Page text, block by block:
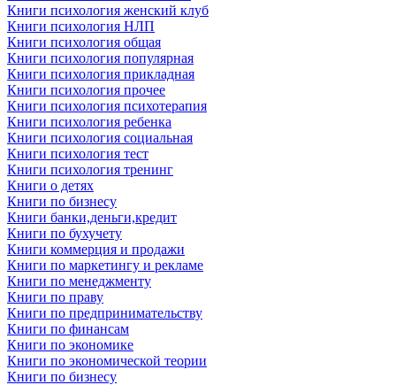
Книги психология женский клуб
Книги психология НЛП
Книги психология общая
Книги психология популярная
Книги психология прикладная
Книги психология прочее
Книги психология психотерапия
Книги психология ребенка
Книги психология социальная
Книги психология тест
Книги психология тренинг
Книги о детях
Книги по бизнесу
Книги банки,деньги,кредит
Книги по бухучету
Книги коммерция и продажи
Книги по маркетингу и рекламе
Книги по менеджменту
Книги по праву
Книги по предпринимательству
Книги по финансам
Книги по экономике
Книги по экономической теории
Книги по бизнесу